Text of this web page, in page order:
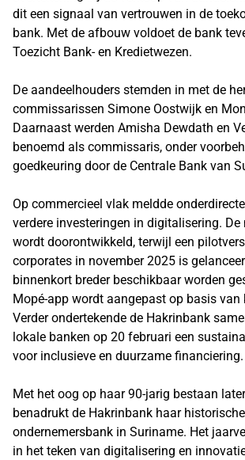
dit een signaal van vertrouwen in de
bank. Met de afbouw voldoet de bank
Toezicht Bank- en Kredietwezen.
De aandeelhouders stemden in met de
commissarissen Simone Oostwijk en
Daarnaast werden Amisha Dewdath en
benoemd als commissaris, onder
goedkeuring door de Centrale Bank van
Op commercieel vlak meldde
verdere investeringen in digitalisering.
wordt doorontwikkeld, terwijl een
corporates in november 2025 is
binnenkort breder beschikbaar worden
Mopé-app wordt aangepast op basis van
Verder ondertekende de Hakrinbank
lokale banken op 20 februari een
voor inclusieve en duurzame financiering.
Met het oog op haar 90-jarig bestaan
benadrukt de Hakrinbank haar
ondernemersbank in Suriname. Het
in het teken van digitalisering en